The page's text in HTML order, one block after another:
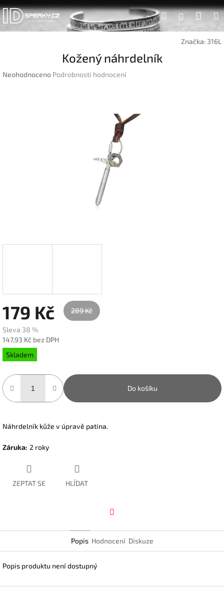
Přejít
na
obsah
Hledat
Značka: 316L
Kožený náhrdelník
Průměrné
Neohodnoceno Podrobnosti hodnocení
179 Kč 289 Kč
Sleva 38 %
147,93 Kč bez DPH
Měrná
cena:
Skladem
Do košíku
Náhrdelník kůže v úpravě patina.
Záruka: 2 roky
ZEPTAT SE HLÍDAT
Popis Hodnocení Diskuze
Popis produktu není dostupný